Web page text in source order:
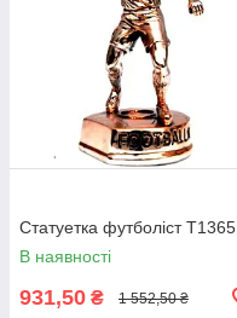
Статуетка футболіст T1365
В наявності
931,50 ₴ 1 552,50 ₴